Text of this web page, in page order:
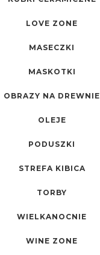
LOVE ZONE
MASECZKI
MASKOTKI
OBRAZY NA DREWNIE
OLEJE
PODUSZKI
STREFA KIBICA
TORBY
WIELKANOCNIE
WINE ZONE